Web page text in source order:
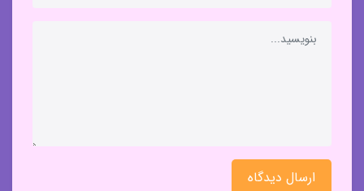
ارسال دیدگاه